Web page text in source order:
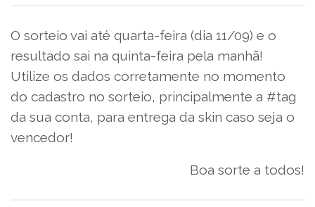
O sorteio vai até quarta-feira (dia 11/09) e o
resultado sai na quinta-feira pela manhã!
Utilize os dados corretamente no momento
do cadastro no sorteio, principalmente a #tag
da sua conta, para entrega da skin caso seja o
vencedor!
Boa sorte a todos!